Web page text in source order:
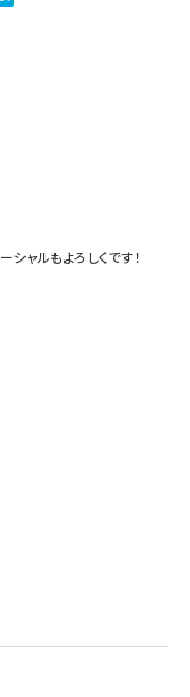
ャルもよろしくです！